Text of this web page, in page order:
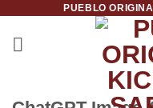
contenido
PUEBLO